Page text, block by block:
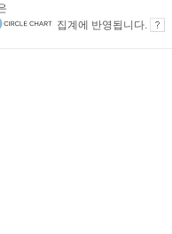
집계에 반영됩니다.